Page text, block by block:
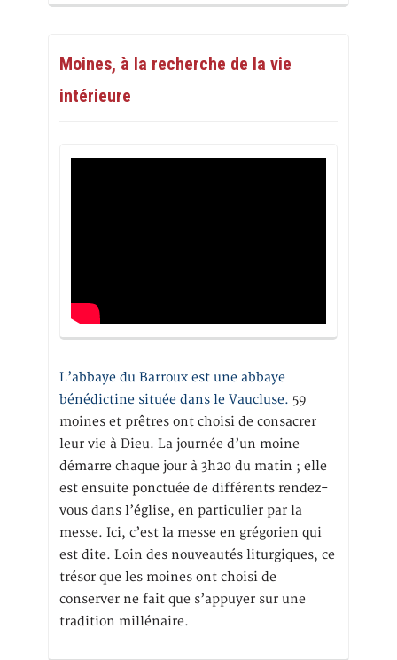
Moines, à la recherche de la vie
intérieure
L’abbaye du Barroux est une abbaye
bénédictine située dans le Vaucluse. 59
moines et prêtres ont choisi de consacrer
leur vie à Dieu. La journée d’un moine
démarre chaque jour à 3h20 du matin ; elle
est ensuite ponctuée de différents rendez-
vous dans l’église, en particulier par la
messe. Ici, c’est la messe en grégorien qui
est dite. Loin des nouveautés liturgiques, ce
trésor que les moines ont choisi de
conserver ne fait que s’appuyer sur une
tradition millénaire.